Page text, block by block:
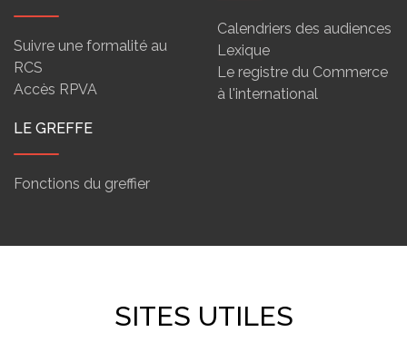
Suivre une formalité au
RCS
Accès RPVA
Calendriers des audiences
Lexique
Le registre du Commerce
à l'international
LE GREFFE
Fonctions du greffier
SITES UTILES